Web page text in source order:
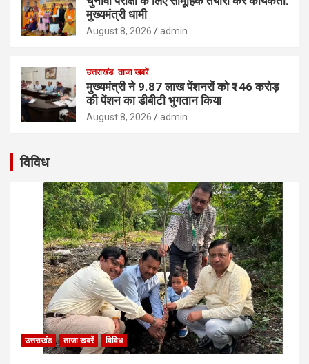
मुख्यमंत्री धामी
August 8, 2026 admin
उत्तराखंड ताजा खबरें
मुख्यमंत्री ने 9.87 लाख पेंशनरों को ₹146 करोड़
की पेंशन का डीबीटी भुगतान किया
August 8, 2026 admin
विविध
उत्तराखंड ताजा खबरें विविध